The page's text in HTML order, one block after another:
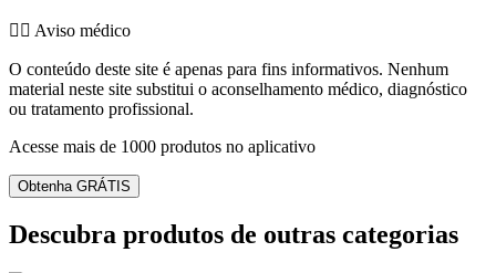
👨‍⚕️️ Aviso médico
O conteúdo deste site é apenas para fins informativos. Nenhum
material neste site substitui o aconselhamento médico, diagnóstico
ou tratamento profissional.
Acesse mais de 1000 produtos no aplicativo
Obtenha GRÁTIS
Descubra produtos de outras categorias